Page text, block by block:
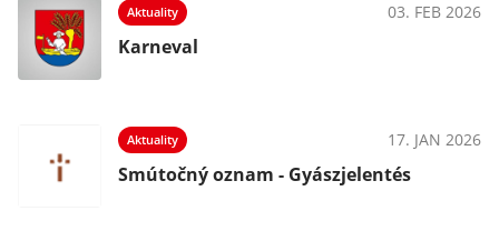
Aktuality 03. FEB 2026
Karneval
Aktuality 17. JAN 2026
Smútočný oznam - Gyászjelentés